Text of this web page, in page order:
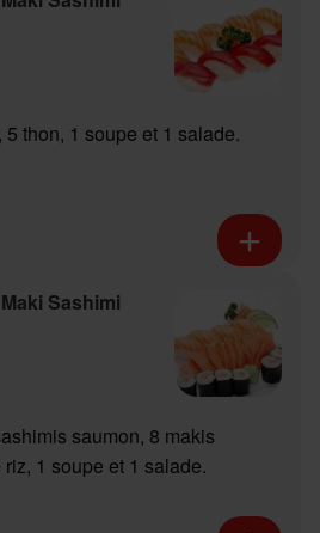
thon, 1 soupe et 1 salade.
Sashimi
saumon, 8 makis
1 soupe et 1 salade.